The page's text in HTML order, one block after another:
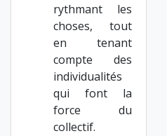
rythmant les
choses, tout
en tenant
compte des
individualités
qui font la
force du
collectif.